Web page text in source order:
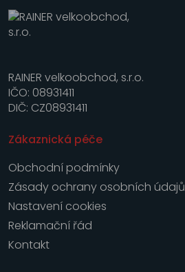
RAINER velkoobchod, s.r.o.
IČO: 08931411
DIČ: CZ08931411
Zákaznická péče
Obchodní podmínky
Zásady ochrany osobních údajů
Nastavení cookies
Reklamační řád
Kontakt